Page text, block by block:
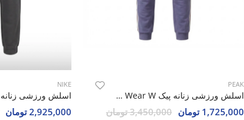
PEAK
اسلش ورزشی زنانه پیک Pulse Wear W
1,725,000 تومان 3,450,000 تومان
NIKE
2,925,000 تومان